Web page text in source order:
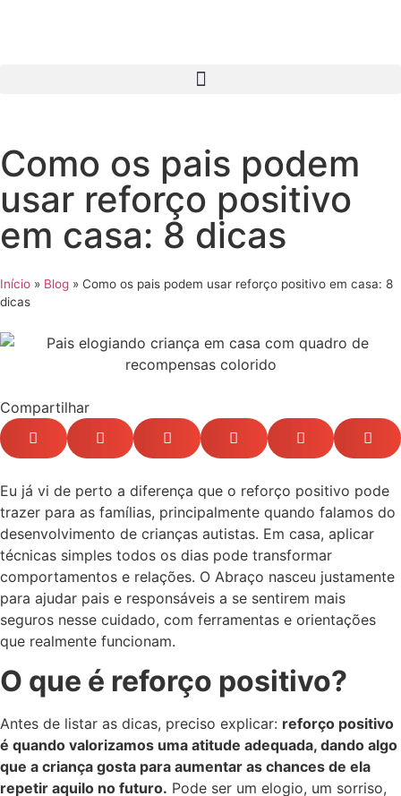
Como os pais podem
usar reforço positivo
em casa: 8 dicas
Início » Blog » Como os pais podem usar reforço positivo em casa: 8
dicas
Compartilhar
Eu já vi de perto a diferença que o reforço positivo pode
trazer para as famílias, principalmente quando falamos do
desenvolvimento de crianças autistas. Em casa, aplicar
técnicas simples todos os dias pode transformar
comportamentos e relações. O Abraço nasceu justamente
para ajudar pais e responsáveis a se sentirem mais
seguros nesse cuidado, com ferramentas e orientações
que realmente funcionam.
O que é reforço positivo?
Antes de listar as dicas, preciso explicar: reforço positivo
é quando valorizamos uma atitude adequada, dando algo
que a criança gosta para aumentar as chances de ela
repetir aquilo no futuro. Pode ser um elogio, um sorriso,